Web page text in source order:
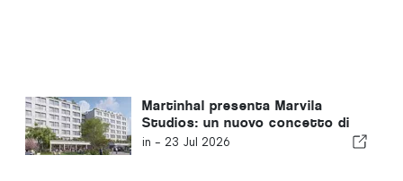
Martinhal presenta Marvila
Studios: un nuovo concetto di
ospitalità ibrida nella zona est di
in - 23 Jul 2026